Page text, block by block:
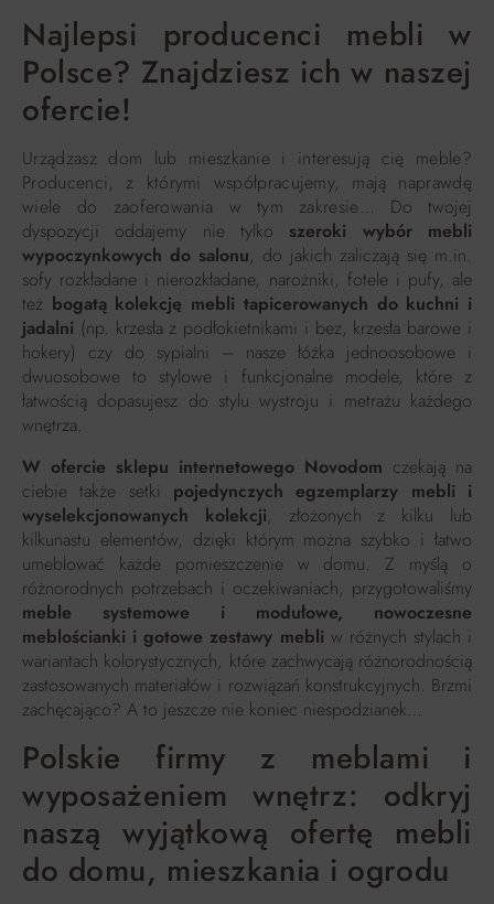
Najlepsi producenci mebli w
Polsce? Znajdziesz ich w naszej
ofercie!
Urządzasz dom lub mieszkanie i interesują cię meble?
Producenci, z którymi współpracujemy, mają naprawdę
wiele do zaoferowania w tym zakresie… Do twojej
dyspozycji oddajemy nie tylko szeroki wybór mebli
wypoczynkowych do salonu, do jakich zaliczają się m.in.
sofy rozkładane i nierozkładane, narożniki, fotele i pufy, ale
też bogatą kolekcję mebli tapicerowanych do kuchni i
jadalni (np. krzesła z podłokietnikami i bez, krzesła barowe i
hokery) czy do sypialni – nasze łóżka jednoosobowe i
dwuosobowe to stylowe i funkcjonalne modele, które z
łatwością dopasujesz do stylu wystroju i metrażu każdego
wnętrza.
W ofercie sklepu internetowego Novodom czekają na
ciebie także setki pojedynczych egzemplarzy mebli i
wyselekcjonowanych kolekcji, złożonych z kilku lub
kilkunastu elementów, dzięki którym można szybko i łatwo
umeblować każde pomieszczenie w domu. Z myślą o
różnorodnych potrzebach i oczekiwaniach, przygotowaliśmy
meble systemowe i modułowe, nowoczesne
meblościanki i gotowe zestawy mebli w różnych stylach i
wariantach kolorystycznych, które zachwycają różnorodnością
zastosowanych materiałów i rozwiązań konstrukcyjnych. Brzmi
zachęcająco? A to jeszcze nie koniec niespodzianek…
Polskie firmy z meblami i
wyposażeniem wnętrz: odkryj
naszą wyjątkową ofertę mebli
do domu, mieszkania i ogrodu